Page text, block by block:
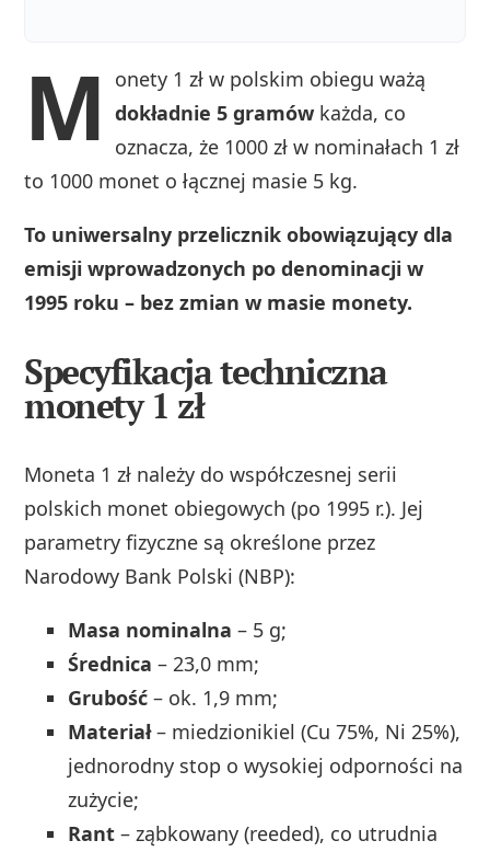
M
onety 1 zł w polskim obiegu ważą
dokładnie 5 gramów każda, co
oznacza, że 1000 zł w nominałach 1 zł
to 1000 monet o łącznej masie 5 kg.
To uniwersalny przelicznik obowiązujący dla
emisji wprowadzonych po denominacji w
1995 roku – bez zmian w masie monety.
Specyfikacja techniczna
monety 1 zł
Moneta 1 zł należy do współczesnej serii
polskich monet obiegowych (po 1995 r.). Jej
parametry fizyczne są określone przez
Narodowy Bank Polski (NBP):
Masa nominalna – 5 g;
Średnica – 23,0 mm;
Grubość – ok. 1,9 mm;
Materiał– miedzionikiel (Cu 75%, Ni 25%),
jednorodny stop o wysokiej odporności na
zużycie;
Rant – ząbkowany (reeded), co utrudnia